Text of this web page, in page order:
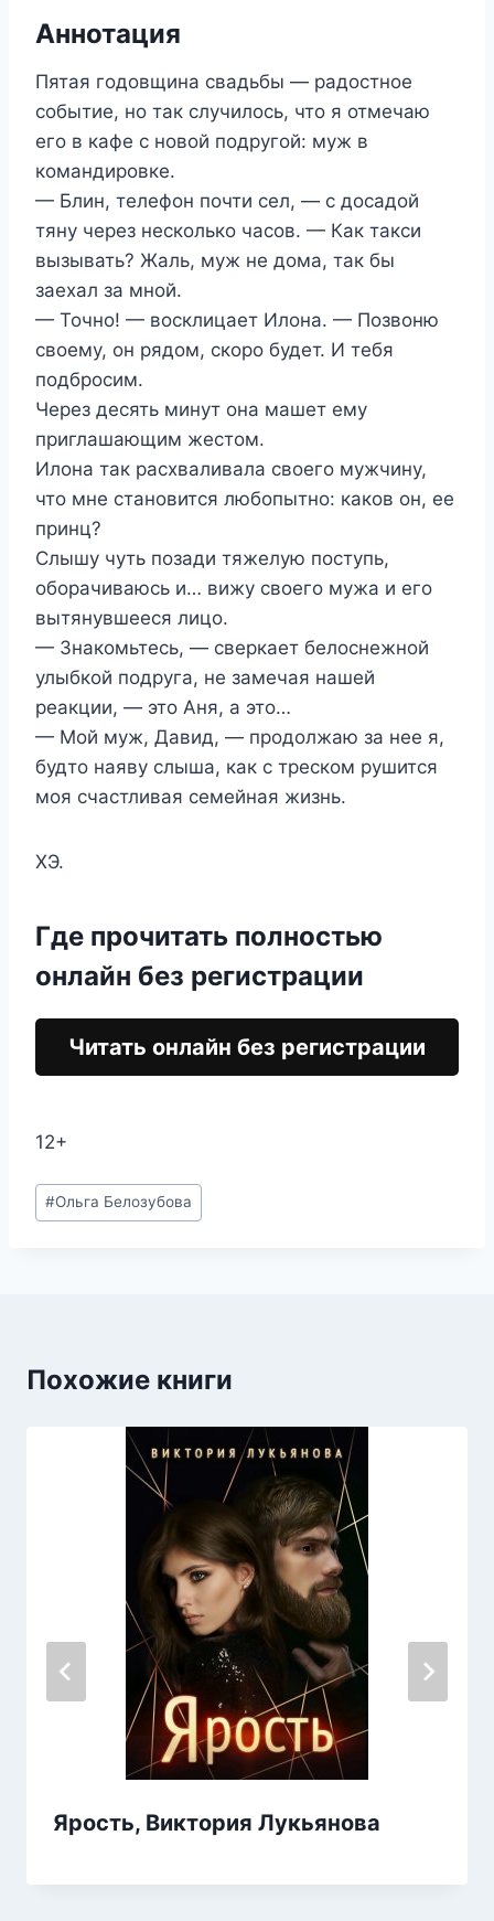
Аннотация
Пятая годовщина свадьбы — радостное
событие, но так случилось, что я отмечаю
его в кафе с новой подругой: муж в
командировке.
— Блин, телефон почти сел, — с досадой
тяну через несколько часов. — Как такси
вызывать? Жаль, муж не дома, так бы
заехал за мной.
— Точно! — восклицает Илона. — Позвоню
своему, он рядом, скоро будет. И тебя
подбросим.
Через десять минут она машет ему
приглашающим жестом.
Илона так расхваливала своего мужчину,
что мне становится любопытно: каков он, ее
принц?
Слышу чуть позади тяжелую поступь,
оборачиваюсь и… вижу своего мужа и его
вытянувшееся лицо.
— Знакомьтесь, — сверкает белоснежной
улыбкой подруга, не замечая нашей
реакции, — это Аня, а это…
— Мой муж, Давид, — продолжаю за нее я,
будто наяву слыша, как с треском рушится
моя счастливая семейная жизнь.
ХЭ.
Где прочитать полностью
онлайн без регистрации
Читать онлайн без регистрации
12+
Метки
записи:
#Ольга Белозубова
Похожие книги
Ярость, Виктория Лукьянова